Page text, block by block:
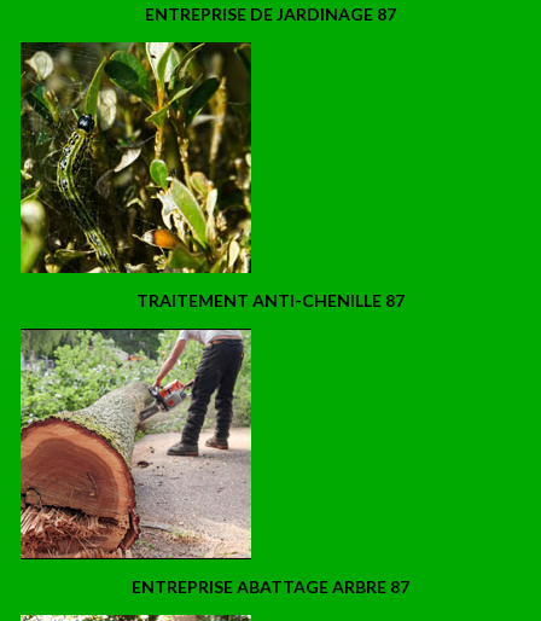
ENTREPRISE DE JARDINAGE 87
TRAITEMENT ANTI-CHENILLE 87
ENTREPRISE ABATTAGE ARBRE 87